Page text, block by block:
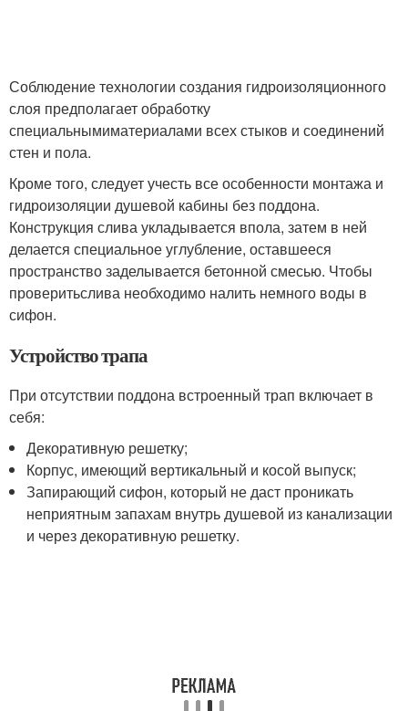
Соблюдение технологии создания гидроизоляционного
слоя предполагает обработку
специальнымиматериалами всех стыков и соединений
стен и пола.
Кроме того, следует учесть все особенности монтажа и
гидроизоляции душевой кабины без поддона.
Конструкция слива укладывается впола, затем в ней
делается специальное углубление, оставшееся
пространство заделывается бетонной смесью. Чтобы
проверитьслива необходимо налить немного воды в
сифон.
Устройство трапа
При отсутствии поддона встроенный трап включает в
себя:
Декоративную решетку;
Корпус, имеющий вертикальный и косой выпуск;
Запирающий сифон, который не даст проникать
неприятным запахам внутрь душевой из канализации
и через декоративную решетку.